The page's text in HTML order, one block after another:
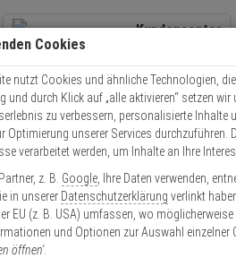
Kundencenter
Kontaktservice nutzen
Mo. - Do.: 8:00 - 16:30 Fr. 8:00 - 14:00 Uhr
Schließzylinder Blindzylinder
Cookies
nutzt Cookies und ähnliche Technologien,
und durch Klick auf „alle aktivieren“ setzen
zu verbessern, personalisierte Inhalte
Optimierung unserer Services durchzuführen.
verarbeitet werden, um Inhalte an Ihre
z. B. Google , Ihre Daten verwenden,
in unserer Datenschutzerklärung verlinkt
EU (z. B. USA) umfassen, wo
und Optionen zur Auswahl einzelner
öffnen'.